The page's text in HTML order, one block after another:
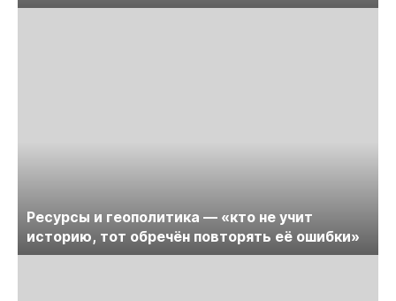
Ресурсы и геополитика — «кто не учит
историю, тот обречён повторять её ошибки»